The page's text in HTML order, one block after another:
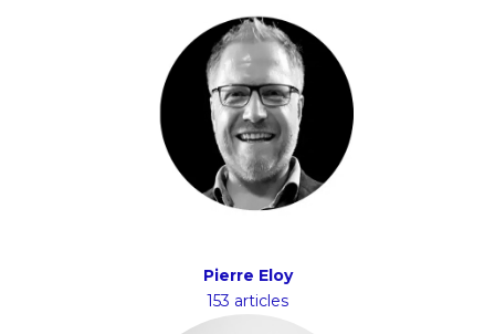
Pierre Eloy
153 articles